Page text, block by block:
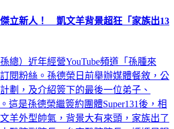
立新人！ 凱文羊背景超狂「家族出13
總）近年經營YouTube頻道「孫腫來
閱粉絲。孫德榮日前舉辦媒體餐敘，公
劃，及介紹簽下的最後一位弟子、
這是孫德榮繼簽約團體Super131後，相
羊外型帥氣，背景大有來頭，家族出了